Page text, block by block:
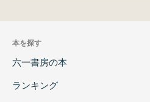
本を探す
六一書房の本
ランキング